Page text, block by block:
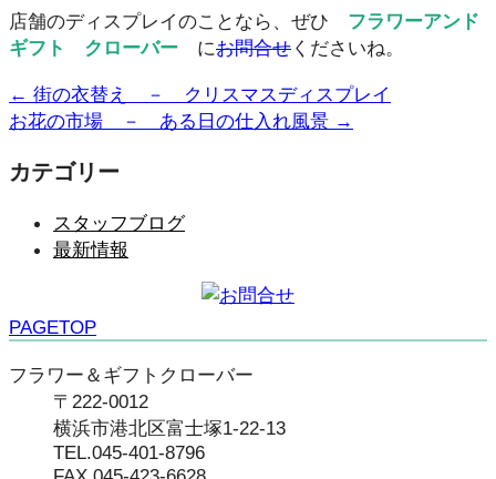
店舗のディスプレイのことなら、ぜひ フラワーアンド
ギフト クローバー にお問合せ くださいね。
← 街の衣替え － クリスマスディスプレイ
お花の市場 － ある日の仕入れ風景 →
カテゴリー
スタッフブログ
最新情報
PAGETOP
フラワー＆ギフトクローバー
〒222-0012
横浜市港北区富士塚1-22-13
TEL.045-401-8796